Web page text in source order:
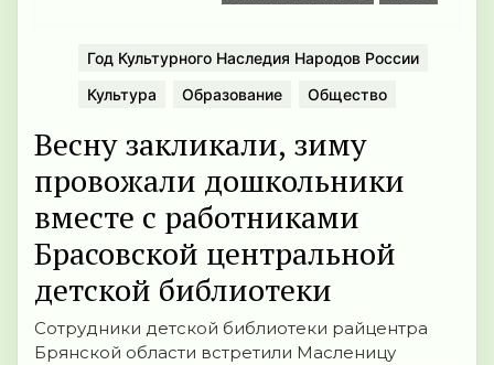
Год Культурного Наследия Народов России
Культура
Образование Общество
Весну закликали, зиму
провожали дошкольники
вместе с работниками
Брасовской центральной
детской библиотеки
Сотрудники детской библиотеки райцентра
Брянской области встретили Масленицу